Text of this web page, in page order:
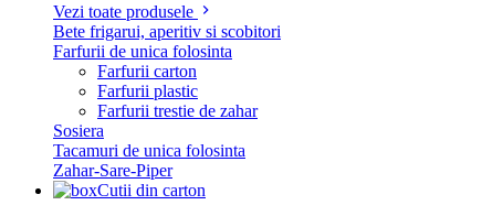
Vezi toate produsele
Bete frigarui, aperitiv si scobitori
Farfurii de unica folosinta
Farfurii carton
Farfurii plastic
Farfurii trestie de zahar
Sosiera
Tacamuri de unica folosinta
Zahar-Sare-Piper
Cutii din carton